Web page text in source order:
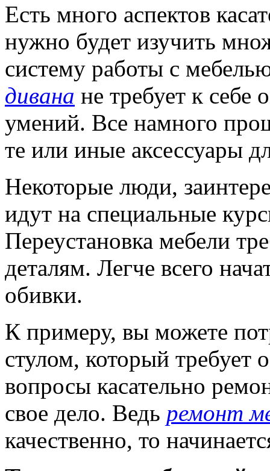
Есть много аспектов
нужно будет изучить
систему работы с
дивана не требует к себе
умений. Все намного
те или иные аксессуары
Некоторые люди,
идут на специальные
Переустановка мебели
деталям. Легче всего
обивки.
К примеру, вы можете
стулом, который требует
вопросы касательно
свое дело. Ведь ремонт
качественно, то